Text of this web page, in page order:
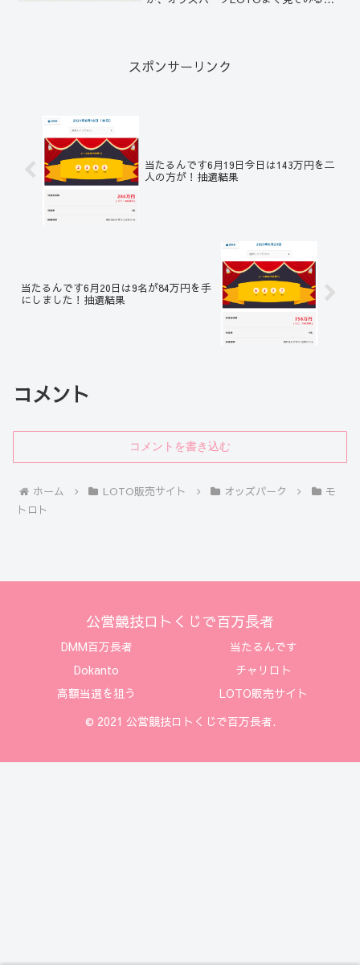
スポンサーリンク
当たるんです6月19日今日は143万円を二
人の方が！抽選結果
当たるんです6月20日は9名が84万円を手
にしました！抽選結果
コメント
コメントを書き込む
ホーム LOTO販売サイト オッズパーク
モ
トロト
公営競技ロトくじで百万長者
DMM百万長者
当たるんです
Dokanto
チャリロト
高額当選を狙う
LOTO販売サイト
© 2021 公営競技ロトくじで百万長者.